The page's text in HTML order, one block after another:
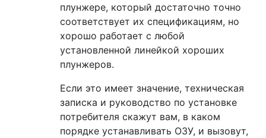
плунжере, который достаточно точно
соответствует их спецификациям, но
хорошо работает с любой
установленной линейкой хороших
плунжеров.
Если это имеет значение, техническая
записка и руководство по установке
потребителя скажут вам, в каком
порядке устанавливать ОЗУ, и вызовут,